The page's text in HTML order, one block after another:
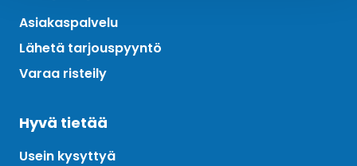
Asiakaspalvelu
Lähetä tarjouspyyntö
Varaa risteily
Hyvä tietää
Usein kysyttyä